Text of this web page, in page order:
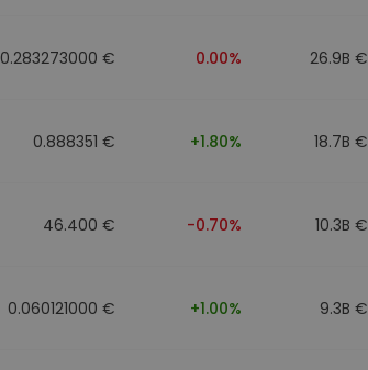
0.283273000 € 0.00% 26.9B €
0.888351 € +1.80% 18.7B €
46.400 € -0.70% 10.3B €
0.060121000 € +1.00% 9.3B €